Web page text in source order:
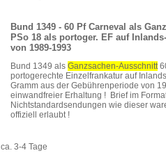
Bund 1349 - 60 Pf Carneval als
PSo 18 als portoger. EF auf
von 1989-1993
Bund 1349 als Ganzsachen-Ausschnitt
portogerechte Einzelfrankatur auf
Gramm aus der Gebührenperiode von
einwandfreier Erhaltung ! Brief im
Nichtstandardsendungen wie dieser
offiziell erlaubt !
ca. 3-4 Tage